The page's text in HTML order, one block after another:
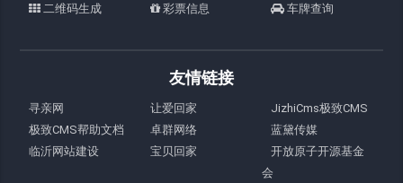
二维码生成
彩票信息 车牌查询
友情链接
寻亲网 让爱回家
JizhiCms极致CMS
极致CMS帮助文档
卓群网络
蓝黛传媒
临沂网站建设
宝贝回家
开放原子开源基金
会